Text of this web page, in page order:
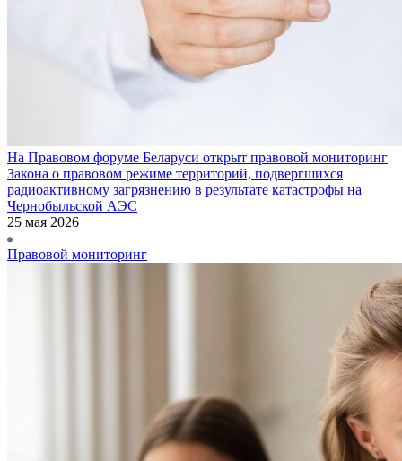
На Правовом форуме Беларуси открыт правовой мониторинг
Закона о правовом режиме территорий, подвергшихся
радиоактивному загрязнению в результате катастрофы на
Чернобыльской АЭС
25 мая 2026
Правовой мониторинг